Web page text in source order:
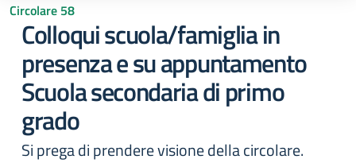
Circolare 58
Colloqui scuola/famiglia in
presenza e su appuntamento
Scuola secondaria di primo
grado
Si prega di prendere visione della circolare.